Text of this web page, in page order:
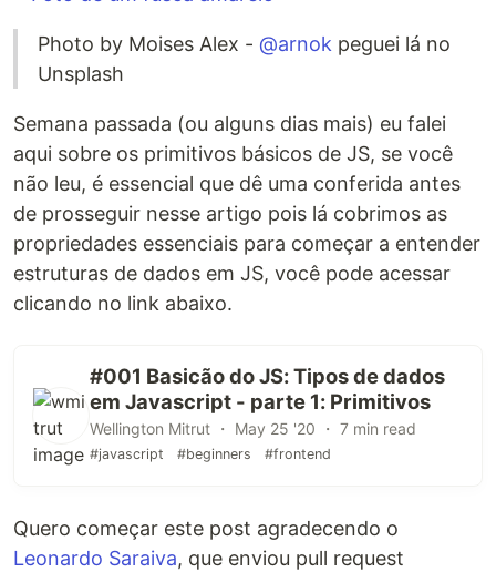
Photo by Moises Alex - @arnok peguei lá no
Unsplash
Semana passada (ou alguns dias mais) eu falei
aqui sobre os primitivos básicos de JS, se você
não leu, é essencial que dê uma conferida antes
de prosseguir nesse artigo pois lá cobrimos as
propriedades essenciais para começar a entender
estruturas de dados em JS, você pode acessar
clicando no link abaixo.
#001 Basicão do JS: Tipos de dados
em Javascript - parte 1: Primitivos
Wellington Mitrut ・ May 25 '20 ・ 7 min read
#javascript #beginners #frontend
Quero começar este post agradecendo o
Leonardo Saraiva, que enviou pull request